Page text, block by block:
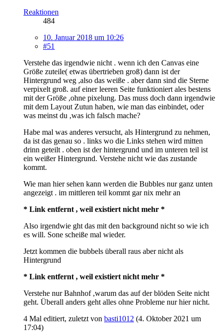
Reaktionen
484
10. Januar 2018 um 10:26
#51
Verstehe das irgendwie nicht . wenn ich den Canvas eine
Größe zuteile( etwas übertrieben groß) dann ist der
Hintergrund weg ,also das weiße . aber dann sind die Sterne
verpixelt groß. auf einer leeren Seite funktioniert ales bestens
mit der Größe ,ohne pixelung. Das muss doch dann irgendwie
mit dem Layout Zutun haben, wie man das einbindet, oder
was meinst du ,was ich falsch mache?
Habe mal was anderes versucht, als Hintergrund zu nehmen,
da ist das genau so . links wo die Links stehen wird mitten
drinn geteilt . oben ist der hintergrund und im unteren teil ist
ein weißer Hintergrund. Verstehe nicht wie das zustande
kommt.
Wie man hier sehen kann werden die Bubbles nur ganz unten
angezeigt . im mittleren teil kommt gar nix mehr an
* Link entfernt , weil existiert nicht mehr *
Also irgendwie ght das mit den background nicht so wie ich
es will. Sone scheiße mal wieder.
Jetzt kommen die bubbels überall raus aber nicht als
Hintergrund
* Link entfernt , weil existiert nicht mehr *
Verstehe nur Bahnhof ,warum das auf der blöden Seite nicht
geht. Überall anders geht alles ohne Probleme nur hier nicht.
4 Mal editiert, zuletzt von basti1012 (4. Oktober 2021 um
17:04)